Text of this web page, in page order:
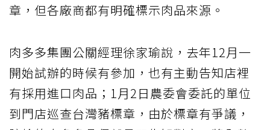
章，但各廠商都有明確標示肉品來源。
肉多多集團公關經理徐家瑜說，去年12月一
開始試辦的時候有參加，也有主動告知店裡
有採用進口肉品；1月2日農委會委託的單位
到門店巡查台灣豬標章，由於標章有爭議，